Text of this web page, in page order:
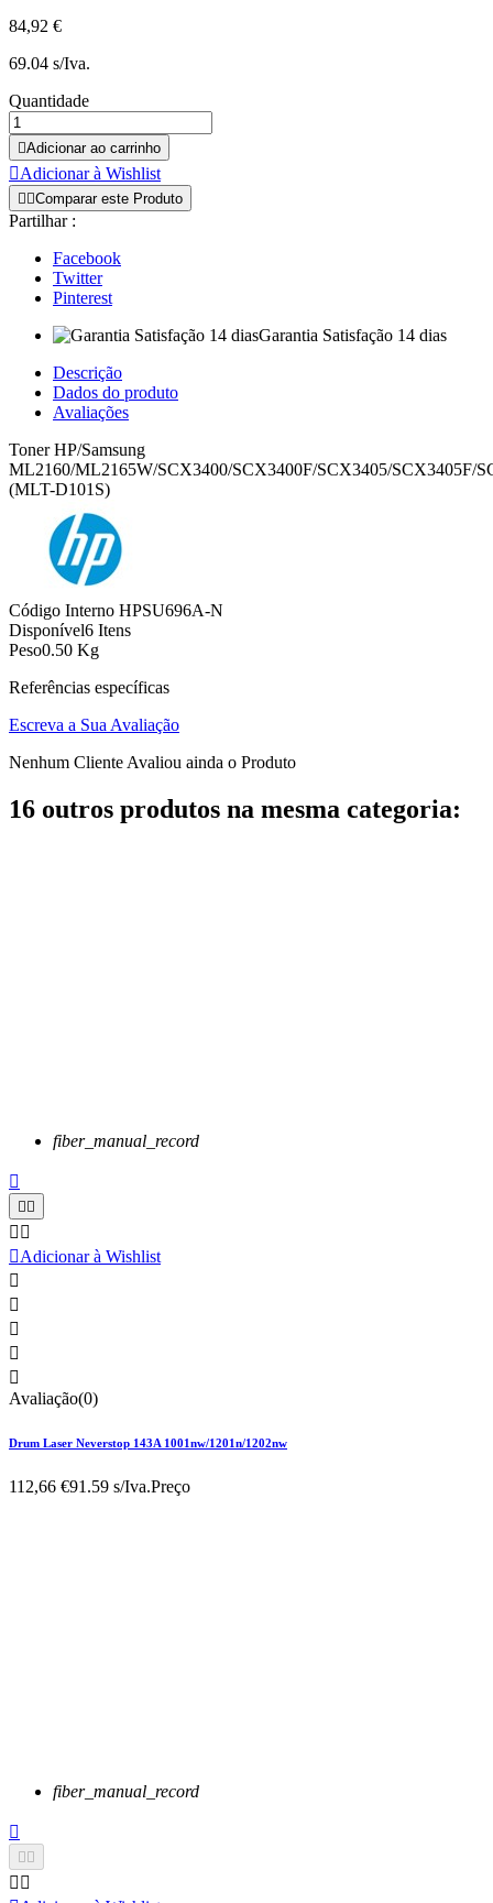
84,92 €
69.04 s/Iva.
Quantidade
Adicionar ao carrinho
Adicionar à Wishlist
 Comparar este Produto
Partilhar :
Facebook
Twitter
Pinterest
Garantia Satisfação 14 dias
Descrição
Dados do produto
Avaliações
Toner HP/Samsung
ML2160/ML2165W/SCX3400/SCX3400F/SCX3405/SCX3405F/
(MLT-D101S)
Código Interno HPSU696A-N
Disponível6 Itens
Peso0.50 Kg
Referências específicas
Escreva a Sua Avaliação
Nenhum Cliente Avaliou ainda o Produto
16 outros produtos na mesma categoria:
fiber_manual_record

 
 
Adicionar à Wishlist





Avaliação(0)
Drum Laser Neverstop 143A 1001nw/1201n/1202nw
112,66 €91.59 s/Iva.Preço
fiber_manual_record

 
 